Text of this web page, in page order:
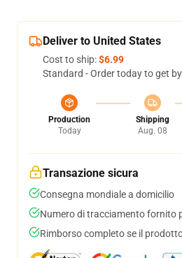
Deliver to United States
Cost to ship:$6.99
Standard - Order today to get by
Production
Today
Shipping
Aug. 08
Transazione sicura
Consegna mondiale a domicilio
Numero di tracciamento fornito
Rimborso completo se il